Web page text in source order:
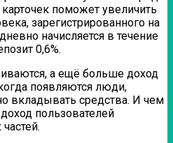
поможет увеличить
зарегистрированного на
начисляется в течение
0,6%.
а ещё больше доход
появляются люди,
вкладывать средства. И чем
пользователей